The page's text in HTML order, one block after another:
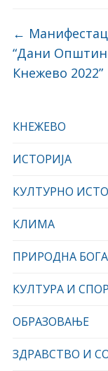
КНЕЖЕВО
ИСТОРИЈА
КУЛТУРНО
КЛИМА
ПРИРОДНА
КУЛТУРА И
ОБРАЗОВАЊЕ
ЗДРАВСТВО И
←
“Дани
Кнежево 2022”